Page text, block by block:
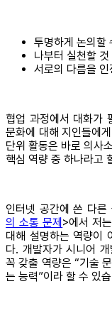
투명하게 논의할
나부터 실천할
서로의 다름을 인
협업 과정에서 대화가
문화에 대해 지인들에
단위 활동은 바로 의사
핵심 역량 중 하나라고
인터넷 공간에 쓴 다른
의 소통 문제>에서 저
대해 설명하는 역량이
다. 개발자가 시니어
꼭 갖출 역량은 “기술
는 능력”이라 할 수 있